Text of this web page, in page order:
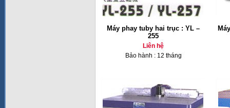
Máy phay tuby hai trục : YL –
255
Liên hệ
Bảo hành : 12 tháng